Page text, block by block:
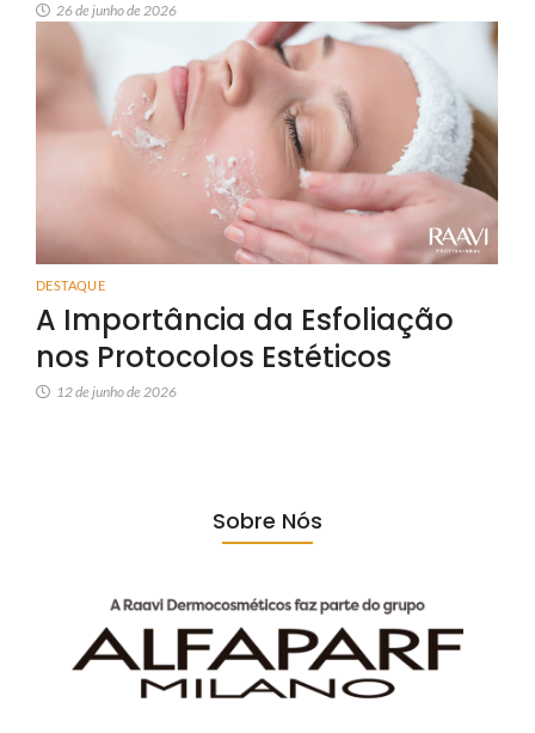
26 de junho de 2026
DESTAQUE
A Importância da Esfoliação
nos Protocolos Estéticos
12 de junho de 2026
Sobre Nós